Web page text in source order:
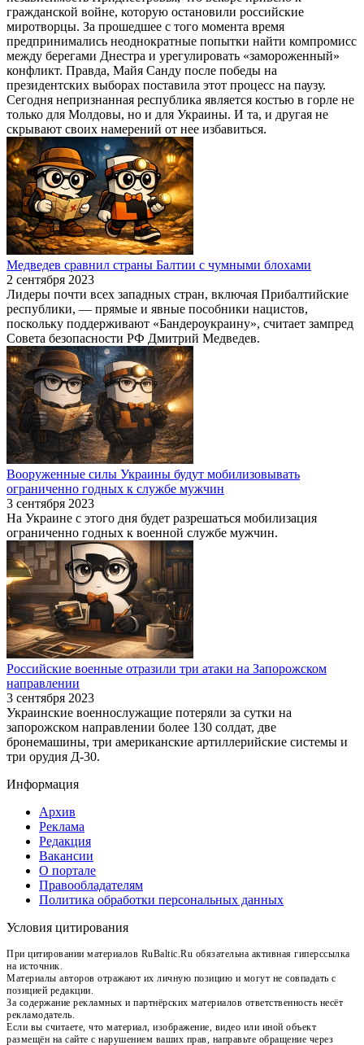
гражданской войне, которую остановили российские
миротворцы. За прошедшее с того момента время
предпринимались неоднократные попытки найти компромисс
между берегами Днестра и урегулировать «замороженный»
конфликт. Правда, Майя Санду после победы на
президентских выборах поставила этот процесс на паузу.
Сегодня непризнанная республика является костью в горле не
только для Молдовы, но и для Украины. И та, и другая не
скрывают своих намерений от нее избавиться.
Медведев сравнил страны Балтии с чумными блохами
2 сентября 2023
Лидеры почти всех западных стран, включая Прибалтийские
республики, — прямые и явные пособники нацистов,
поскольку поддерживают «Бандероукраину», считает зампред
Совета безопасности РФ Дмитрий Медведев.
Вооруженные силы Украины будут мобилизовывать
ограниченно годных к службе мужчин
3 сентября 2023
На Украине с этого дня будет разрешаться мобилизация
ограниченно годных к военной службе мужчин.
Российские военные отразили три атаки на Запорожском
направлении
3 сентября 2023
Украинские военнослужащие потеряли за сутки на
запорожском направлении более 130 солдат, две
бронемашины, три американские артиллерийские системы и
три орудия Д-30.
Информация
Архив
Реклама
Редакция
Вакансии
О портале
Правообладателям
Политика обработки персональных данных
Условия цитирования
При цитировании материалов RuBaltic.Ru обязательна активная гиперссылка
на источник.
Материалы авторов отражают их личную позицию и могут не совпадать с
позицией редакции.
За содержание рекламных и партнёрских материалов ответственность несёт
рекламодатель.
Если вы считаете, что материал, изображение, видео или иной объект
размещён на сайте с нарушением ваших прав, направьте обращение через